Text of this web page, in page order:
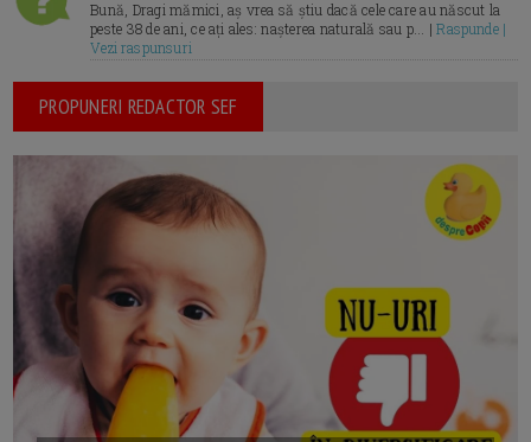
Bună, Dragi mămici, aș vrea să știu dacă cele care au născut la
peste 38 de ani, ce ați ales: nașterea naturală sau p... |Raspunde |
Vezi raspunsuri
PROPUNERI REDACTOR SEF